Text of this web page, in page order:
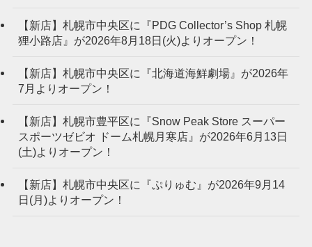
【新店】札幌市中央区に『PDG Collector’s Shop 札幌
狸小路店』が2026年8月18日(火)よりオープン！
【新店】札幌市中央区に『北海道海鮮劇場』が2026年
7月よりオープン！
【新店】札幌市豊平区に『Snow Peak Store スーパー
スポーツゼビオ ドーム札幌月寒店』が2026年6月13日
(土)よりオープン！
【新店】札幌市中央区に『ぷりゅむ』が2026年9月14
日(月)よりオープン！